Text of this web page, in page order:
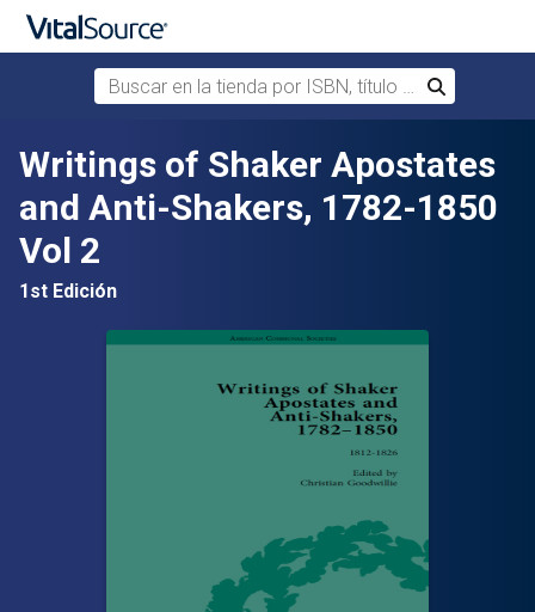
Saltar al contenido principal
Buscar en la tienda por ISBN, título o autor
Buscar
Writings of Shaker Apostates
and Anti-Shakers, 1782-1850
Vol 2
1st Edición